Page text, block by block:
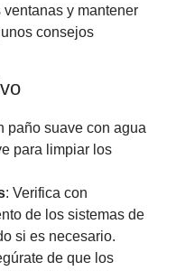
y mantener
consejos
paño suave con agua
para limpiar los
: Verifica con
de los sistemas de
si es necesario.
de que los